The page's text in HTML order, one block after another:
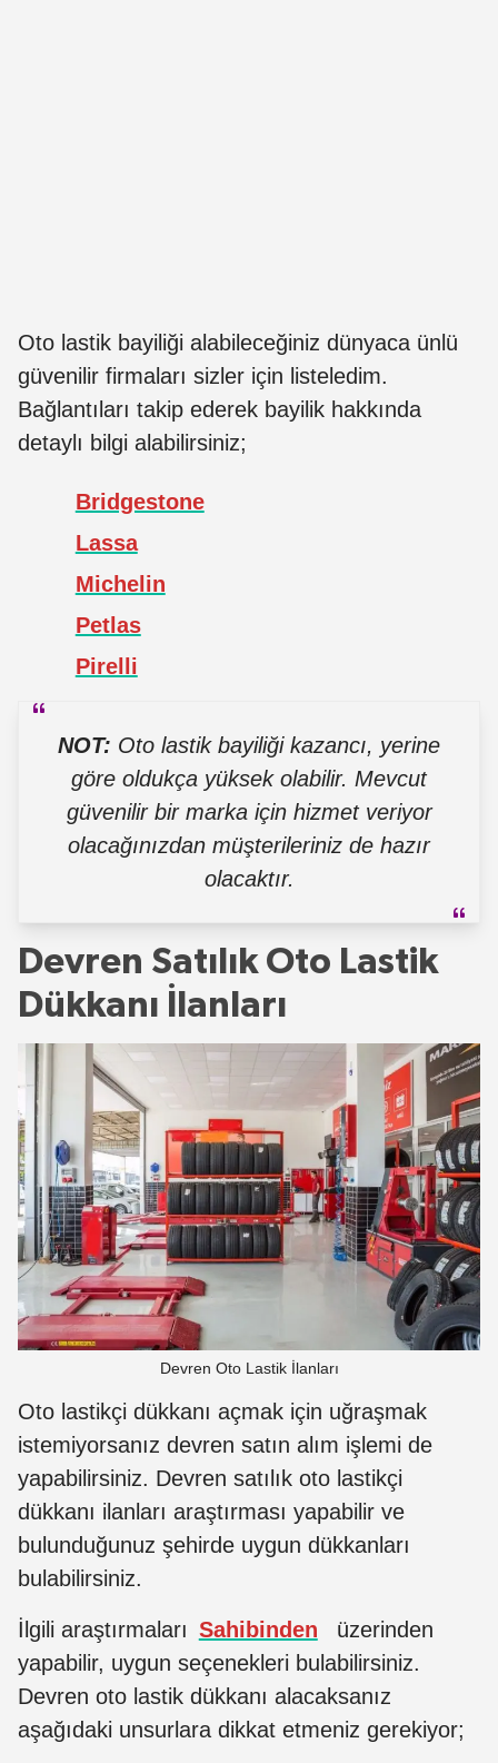
Oto lastik bayiliği alabileceğiniz dünyaca ünlü
güvenilir firmaları sizler için listeledim.
Bağlantıları takip ederek bayilik hakkında
detaylı bilgi alabilirsiniz;
Bridgestone
Lassa
Michelin
Petlas
Pirelli
NOT: Oto lastik bayiliği kazancı, yerine
göre oldukça yüksek olabilir. Mevcut
güvenilir bir marka için hizmet veriyor
olacağınızdan müşterileriniz de hazır
olacaktır.
Devren Satılık Oto Lastik
Dükkanı İlanları
Devren Oto Lastik İlanları
Oto lastikçi dükkanı açmak için uğraşmak
istemiyorsanız devren satın alım işlemi de
yapabilirsiniz. Devren satılık oto lastikçi
dükkanı ilanları araştırması yapabilir ve
bulunduğunuz şehirde uygun dükkanları
bulabilirsiniz.
İlgili araştırmaları Sahibinden
üzerinden
yapabilir, uygun seçenekleri bulabilirsiniz.
Devren oto lastik dükkanı alacaksanız
aşağıdaki unsurlara dikkat etmeniz gerekiyor;